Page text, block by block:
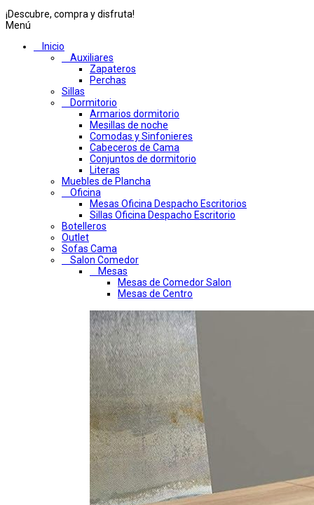
¡Descubre, compra y disfruta!
Menú
Inicio
Auxiliares
Zapateros
Perchas
Sillas
Dormitorio
Armarios dormitorio
Mesillas de noche
Comodas y Sinfonieres
Cabeceros de Cama
Conjuntos de dormitorio
Literas
Muebles de Plancha
Oficina
Mesas Oficina Despacho Escritorios
Sillas Oficina Despacho Escritorio
Botelleros
Outlet
Sofas Cama
Salon Comedor
Mesas
Mesas de Comedor Salon
Mesas de Centro